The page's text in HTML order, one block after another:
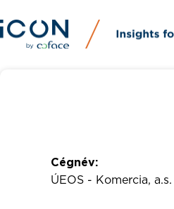
Cégnév:
ÚEOS - Komercia, a.s.